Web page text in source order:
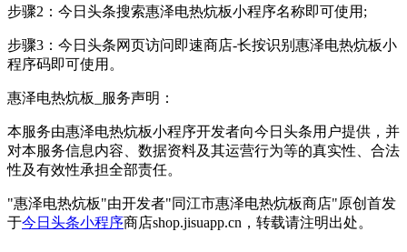
步骤2：今日头条搜索惠泽电热炕板小程序名称即可使用;
步骤3：今日头条网页访问即速商店-长按识别惠泽电热炕板小
程序码即可使用。
惠泽电热炕板_服务声明：
本服务由惠泽电热炕板小程序开发者向今日头条用户提供，并
对本服务信息内容、数据资料及其运营行为等的真实性、合法
性及有效性承担全部责任。
"惠泽电热炕板"由开发者"同江市惠泽电热炕板商店"原创首发
于今日头条小程序商店shop.jisuapp.cn，转载请注明出处。